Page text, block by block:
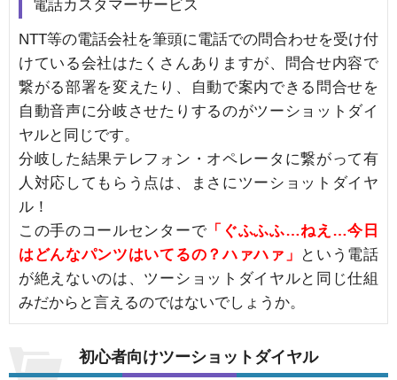
電話カスタマーサービス
NTT等の電話会社を筆頭に電話での問合わせを受け付
けている会社はたくさんありますが、問合せ内容で
繋がる部署を変えたり、自動で案内できる問合せを
自動音声に分岐させたりするのがツーショットダイ
ヤルと同じです。
分岐した結果テレフォン・オペレータに繋がって有
人対応してもらう点は、まさにツーショットダイヤ
ル！
この手のコールセンターで 「ぐふふふ…ねえ…今日
はどんなパンツはいてるの？ハァハァ」
という電話
が絶えないのは、ツーショットダイヤルと同じ仕組
みだからと言えるのではないでしょうか。
初心者向けツーショットダイヤル